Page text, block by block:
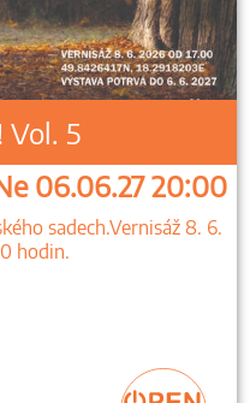
Vol. 5
06.06.27 20:00
sadech.Vernisáž 8. 6.
hodin.